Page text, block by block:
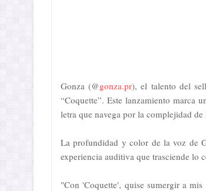
Gonza (@gonza.pr), el talento del
“Coquette”. Este lanzamiento marca
letra que navega por la complejidad de
La profundidad y color de la voz de
experiencia auditiva que trasciende lo
"Con 'Coquette', quise sumergir a